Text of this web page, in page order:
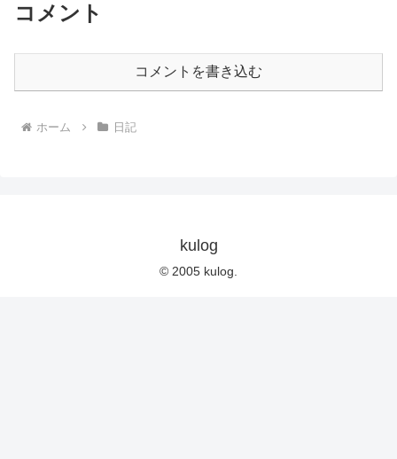
コメント
コメントを書き込む
ホーム 日記
kulog
© 2005 kulog.